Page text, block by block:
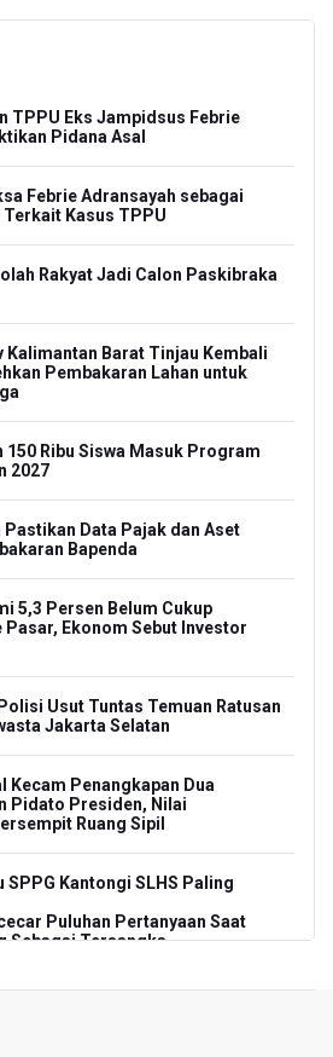
TPPU Eks Jampidsus Febrie
Pidana Asal
Febrie Adransayah sebagai
Kasus TPPU
Rakyat Jadi Calon Paskibraka
Kalimantan Barat Tinjau Kembali
Pembakaran Lahan untuk
150 Ribu Siswa Masuk Program
2027
Pastikan Data Pajak dan Aset
Bapenda
5,3 Persen Belum Cukup
Ekonom Sebut Investor
Usut Tuntas Temuan Ratusan
Jakarta Selatan
Kecam Penangkapan Dua
Pidato Presiden, Nilai
Ruang Sipil
SPPG Kantongi SLHS Paling
Puluhan Pertanyaan Saat
Sebagai Tersangka